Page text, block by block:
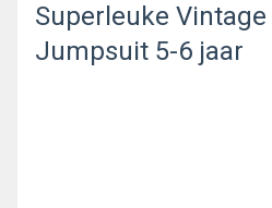
Superleuke
Jumpsuit 5-6 jaar